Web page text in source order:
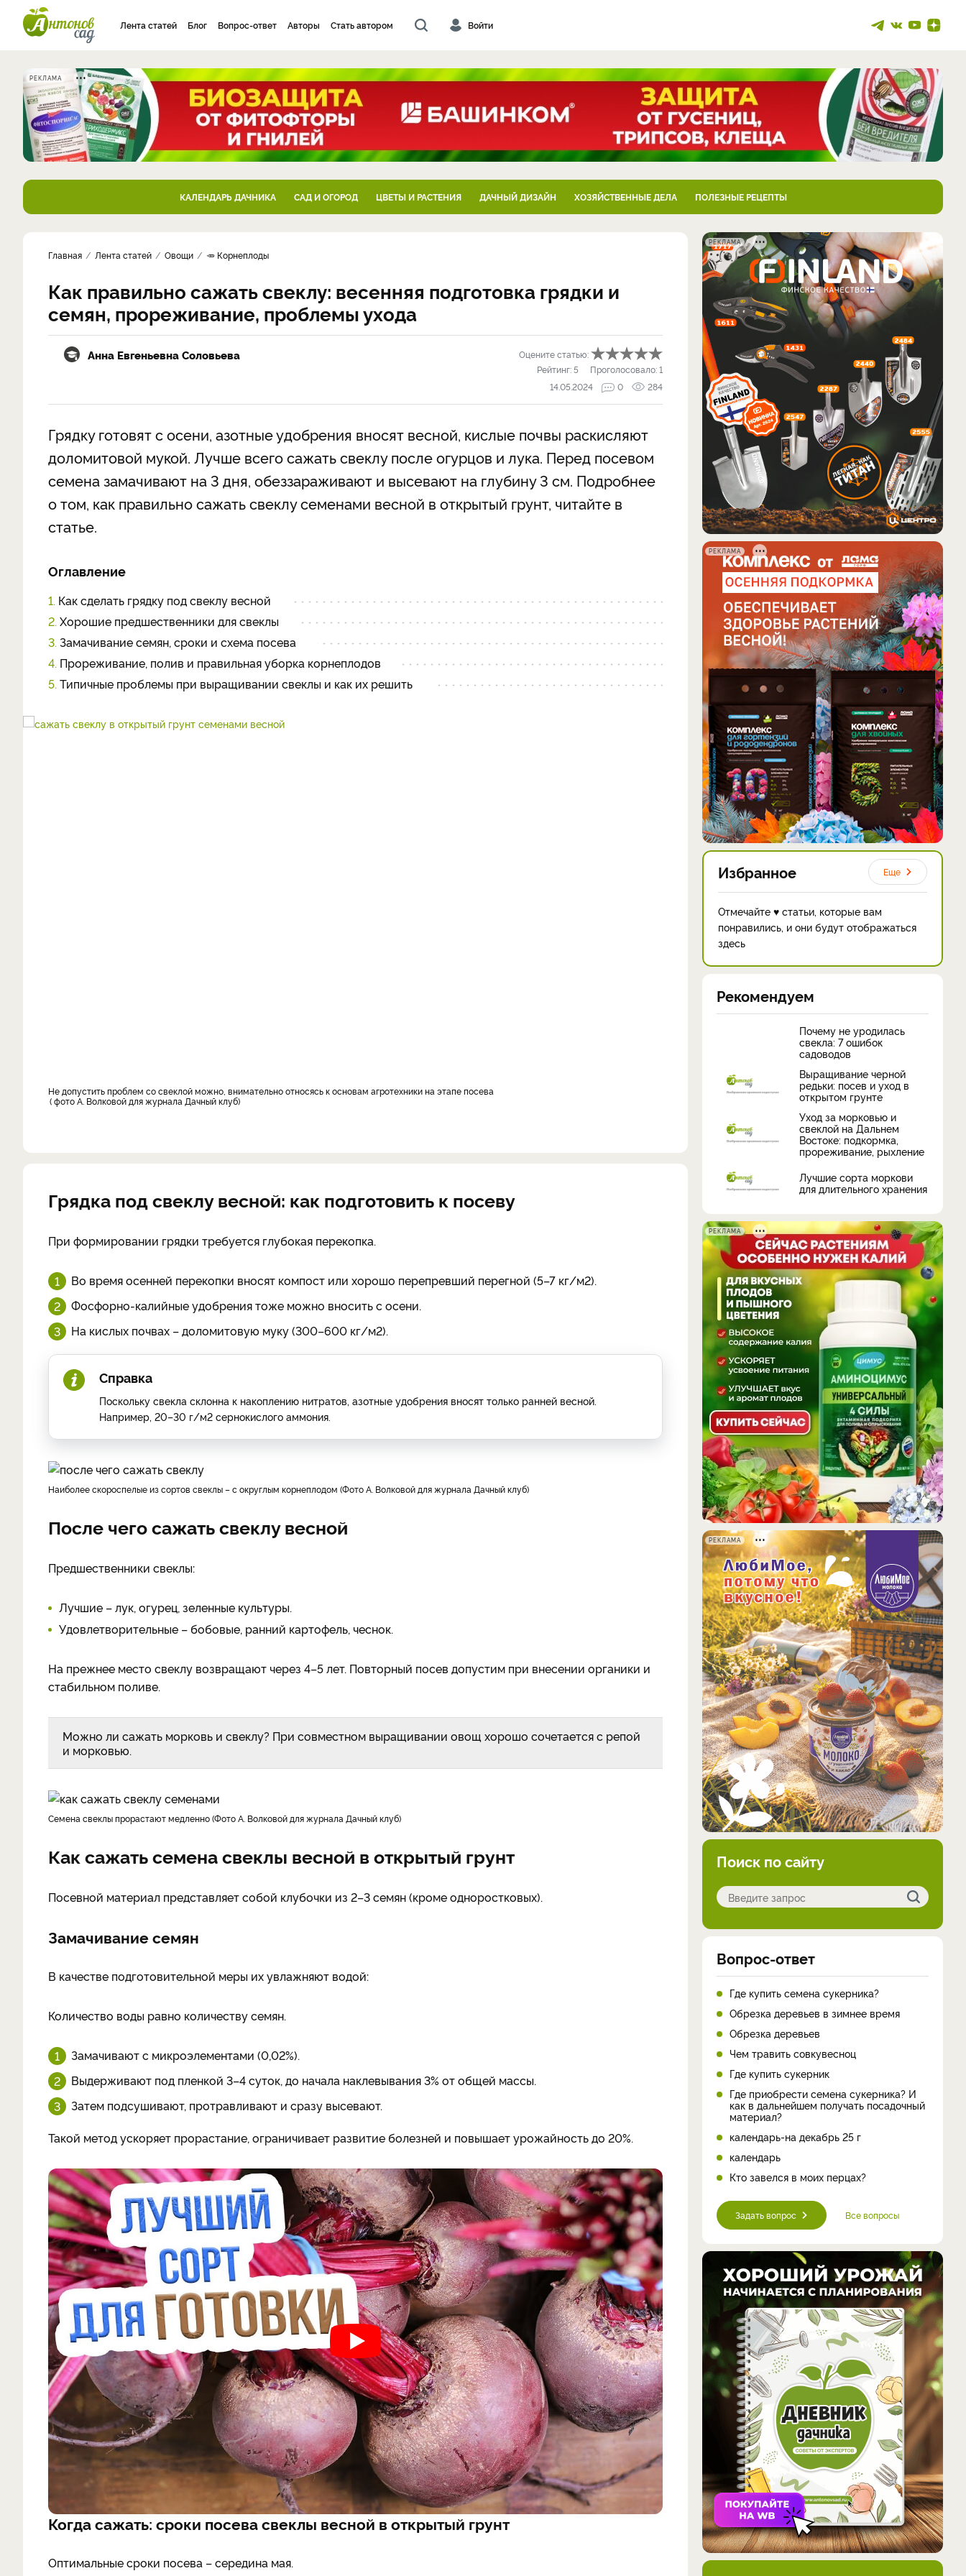
Лента статей Блог Вопрос-ответ Авторы Стать автором Войти
РЕКЛАМА
КАЛЕНДАРЬ ДАЧНИКА САД И ОГОРОД ЦВЕТЫ И РАСТЕНИЯ ДАЧНЫЙ ДИЗАЙН ХОЗЯЙСТВЕННЫЕ ДЕЛА ПОЛЕЗНЫЕ РЕЦЕПТЫ
Главная Лента статей Овощи 🥕 Корнеплоды
Как правильно сажать свеклу: весенняя подготовка грядки и
семян, прореживание, проблемы ухода
Анна Евгеньевна Соловьева
Оцените статью:
Рейтинг:5 Проголосовало:1
14.05.2024
0 284
Грядку готовят с осени, азотные удобрения вносят весной, кислые почвы раскисляют
доломитовой мукой. Лучше всего сажать свеклу после огурцов и лука. Перед посевом
семена замачивают на 3 дня, обеззараживают и высевают на глубину 3 см. Подробнее
о том, как правильно сажать свеклу семенами весной в открытый грунт, читайте в
статье.
Оглавление
1. Как сделать грядку под свеклу весной
2. Хорошие предшественники для свеклы
3. Замачивание семян, сроки и схема посева
4. Прореживание, полив и правильная уборка корнеплодов
5. Типичные проблемы при выращивании свеклы и как их решить
Не допустить проблем со свеклой можно, внимательно относясь к основам агротехники на этапе посева
фото А. Волковой для журнала Дачный клуб
Грядка под свеклу весной: как подготовить к посеву
При формировании грядки требуется глубокая перекопка.
Во время осенней перекопки вносят компост или хорошо перепревший перегной (5–7 кг/м2).
Фосфорно-калийные удобрения тоже можно вносить с осени.
На кислых почвах – доломитовую муку (300–600 кг/м2).
Справка
Поскольку свекла склонна к накоплению нитратов, азотные удобрения вносят только ранней весной.
Например, 20–30 г/м2 сернокислого аммония.
Наиболее скороспелые из сортов свеклы – с округлым корнеплодом (Фото А. Волковой для журнала Дачный клуб)
После чего сажать свеклу весной
Предшественники свеклы:
Лучшие – лук, огурец, зеленные культуры.
Удовлетворительные – бобовые, ранний картофель, чеснок.
На прежнее место свеклу возвращают через 4–5 лет. Повторный посев допустим при внесении органики и
стабильном поливе.
Можно ли сажать морковь и свеклу? При совместном выращивании овощ хорошо сочетается с репой
и морковью.
Семена свеклы прорастают медленно (Фото А. Волковой для журнала Дачный клуб)
Как сажать семена свеклы весной в открытый грунт
Посевной материал представляет собой клубочки из 2–3 семян (кроме одноростковых).
Замачивание семян
В качестве подготовительной меры их увлажняют водой:
Количество воды равно количеству семян.
Замачивают с микроэлементами (0,02%).
Выдерживают под пленкой 3–4 суток, до начала наклевывания 3% от общей массы.
Затем подсушивают, протравливают и сразу высевают.
Такой метод ускоряет прорастание, ограничивает развитие болезней и повышает урожайность до 20%.
Когда сажать: сроки посева свеклы весной в открытый грунт
Оптимальные сроки посева – середина мая.
РЕКЛАМА
РЕКЛАМА
Избранное Еще
Отмечайте ♥ статьи, которые вам
понравились, и они будут отображаться
здесь
Рекомендуем
Почему не уродилась
свекла: 7 ошибок
садоводов
Выращивание черной
редьки: посев и уход в
открытом грунте
Уход за морковью и
свеклой на Дальнем
Востоке: подкормка,
прореживание, рыхление
Лучшие сорта моркови
для длительного хранения
РЕКЛАМА
РЕКЛАМА
Поиск по сайту
Вопрос-ответ
Где купить семена сукерника?
Обрезка деревьев в зимнее время
Обрезка деревьев
Чем травить совкувесноц
Где купить сукерник
Где приобрести семена сукерника? И
как в дальнейшем получать посадочный
материал?
календарь-на декабрь 25 г
календарь
Кто завелся в моих перцах?
Задать вопрос Все вопросы